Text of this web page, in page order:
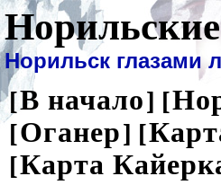
Норильск глазами
[В начало] [
[Оганер] [
[Карта